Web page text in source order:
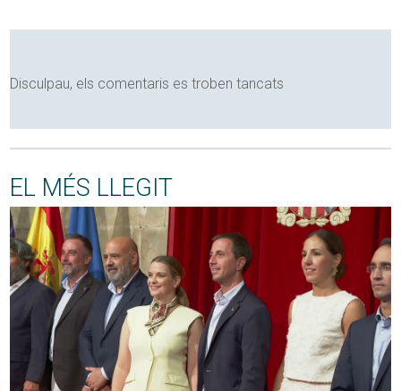
Disculpau, els comentaris es troben tancats
EL MÉS LLEGIT